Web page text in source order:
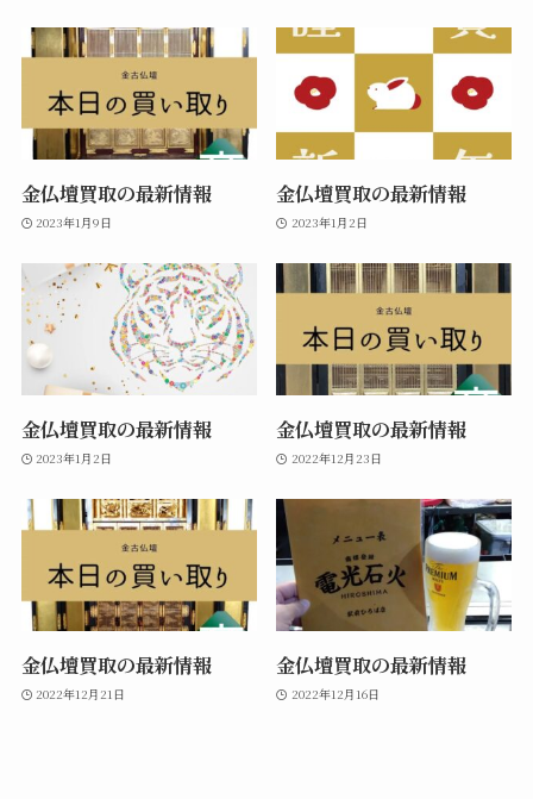
金仏壇買取の最新情報
2023年1月9日
金仏壇買取の最新情報
2023年1月2日
金仏壇買取の最新情報
2023年1月2日
金仏壇買取の最新情報
2022年12月23日
金仏壇買取の最新情報
2022年12月21日
金仏壇買取の最新情報
2022年12月16日